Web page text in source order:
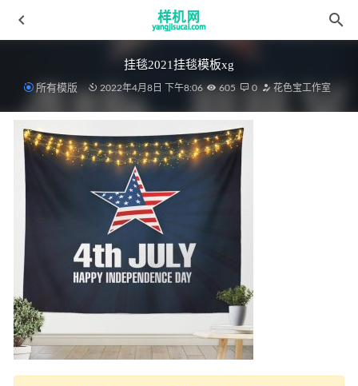
挂毯2021挂毯模板xg
所有模版 2022年4月8日 下午8:06 605 0 花色宝工作室
窗帘花色宝(2392)智能窗帘效果
2022-04-08
四件套aijiads.taobao (708)
毛毯113.webp-放大
2022-03-30
毛毯花色宝(2039)智能-8个背景_(3)
2022-03-28
2022-03-19